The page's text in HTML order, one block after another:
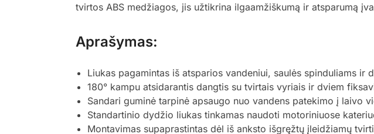
tvirtos ABS medžiagos, jis užtikrina ilgaamžiškumą ir atsparumą
Aprašymas:
Liukas pagamintas iš atsparios vandeniui, saulės spinduliams ir
180° kampu atsidarantis dangtis su tvirtais vyriais ir dviem
Sandari guminė tarpinė apsaugo nuo vandens patekimo į laivo
Standartinio dydžio liukas tinkamas naudoti motoriniuose
Montavimas supaprastintas dėl iš anksto išgręžtų įleidžiamų